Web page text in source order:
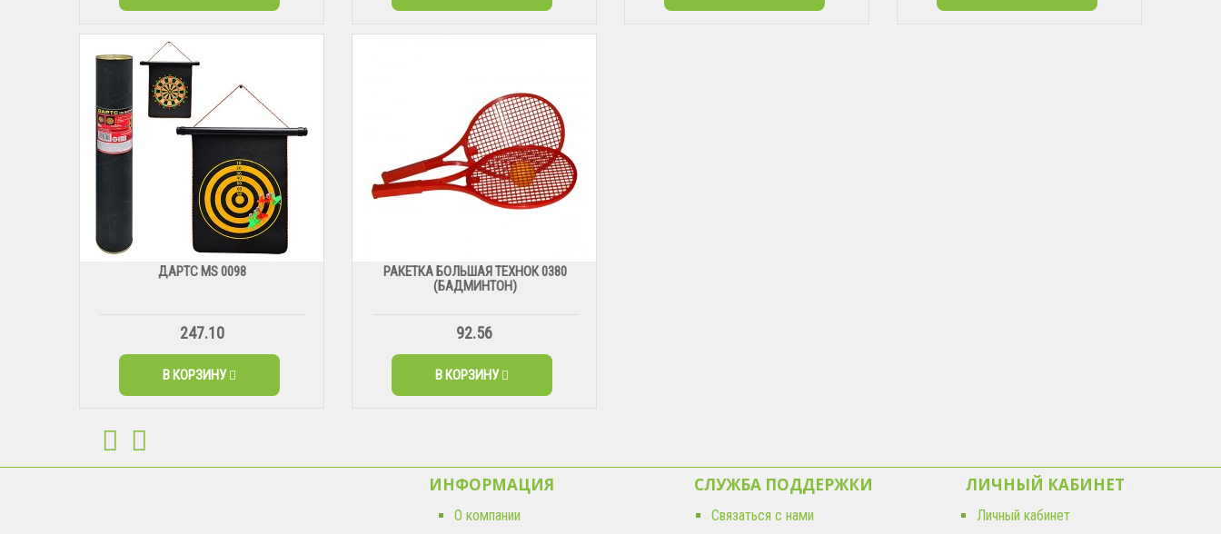
ДАРТС МS 0098
247.10
В КОРЗИНУ
РАКЕТКА БОЛЬШАЯ ТЕХНОК 0380
(БАДМИНТОН)
92.56
В КОРЗИНУ
ИНФОРМАЦИЯ
О компании
СЛУЖБА ПОДДЕРЖКИ
Связаться с нами
ЛИЧНЫЙ КАБИНЕТ
Личный кабинет